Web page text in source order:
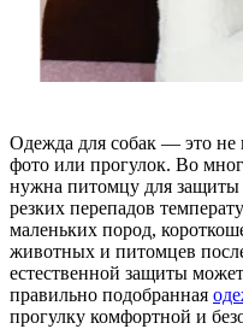
Одежда для собак — это не
фото или прогулок. Во
нужна питомцу для защиты
резких перепадов
маленьких пород,
животных и питомцев
естественной защиты
правильно подобранная
прогулку комфортной и